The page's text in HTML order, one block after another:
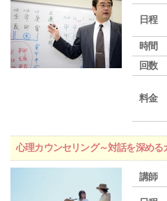
日程
時間
回数
料金
心理カウンセリング～対話を深め
講師